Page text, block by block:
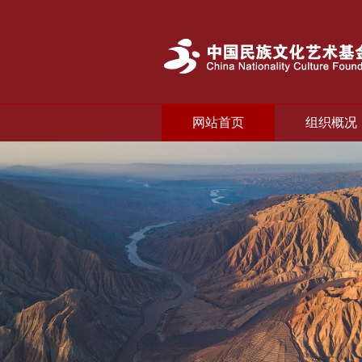
网站首页 组织概况